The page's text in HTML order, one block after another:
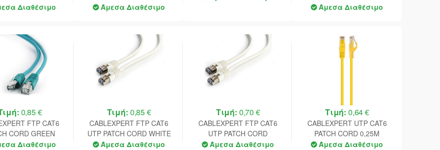
Διαθέσιμο
BLACK
Άμεσα Διαθέσιμο
Άμεσα Διαθέσιμο
0,85 €
FTP CAT6
CORD GREEN
0,5M
Διαθέσιμο
Τιμή: 0,85 €
CABLEXPERT FTP CAT6
UTP PATCH CORD WHITE
SHIELDED 0.5M
Άμεσα Διαθέσιμο
Τιμή: 0,70 €
CABLEXPERT FTP CAT6
UTP PATCH CORD
SHIELDED WHITE 0.25M
Άμεσα Διαθέσιμο
Τιμή: 0,64 €
CABLEXPERT UTP CAT6
PATCH CORD 0,25M
YELLOW
Άμεσα Διαθέσιμο